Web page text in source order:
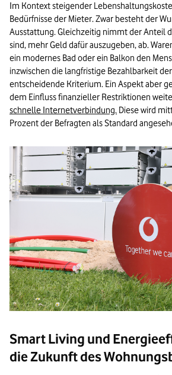
Im Kontext steigender
Bedürfnisse der Mieter. Zwar besteht der
Ausstattung. Gleichzeitig nimmt der Anteil
sind, mehr Geld dafür auszugeben, ab.
ein modernes Bad oder ein Balkon den
inzwischen die langfristige Bezahlbarkeit
entscheidende Kriterium. Ein Aspekt aber
dem Einfluss finanzieller Restriktionen
schnelle Internetverbindung. Diese wird
Prozent der Befragten als Standard
Smart Living und
die Zukunft des